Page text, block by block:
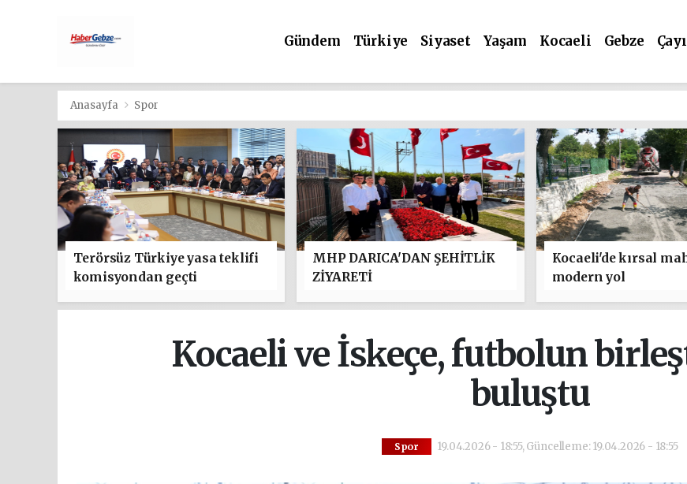
Gündem Türkiye Siyaset Yaşam Kocaeli Gebze
Anasayfa Spor
Terörsüz Türkiye yasa teklifi
komisyondan geçti
MHP DARICA'DAN ŞEHİTLİK
ZİYARETİ
Kocaeli'de kırsal
modern yol
Kocaeli ve İskeçe, futbolun
buluştu
Spor 19.04.2026 - 18:55, Güncelleme: 19.04.2026 - 18:55